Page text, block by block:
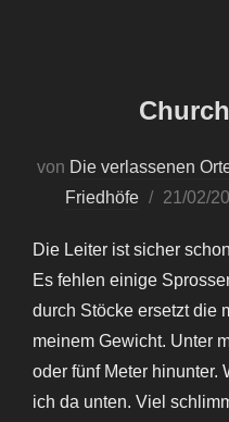
von Die verlassenen
Friedhöfe
21/02/
Die Leiter ist sicher
Es fehlen einige
durch Stöcke ersetzt die
meinem Gewicht. Unter
oder fünf Meter hinunter.
ich da unten. Viel